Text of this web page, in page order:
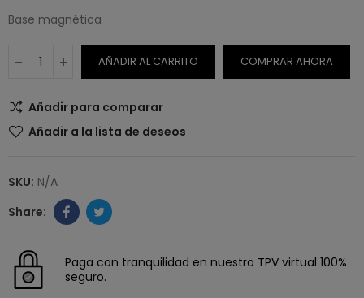
Base magnética
AÑADIR AL CARRITO COMPRAR AHORA
Añadir para comparar
Añadir a la lista de deseos
SKU: N/A
Paga con tranquilidad en nuestro TPV virtual 100%
seguro.